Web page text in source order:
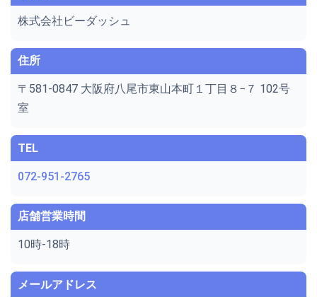
株式会社ビーダッシュ
住所
〒581-0847 大阪府八尾市東山本町１丁目８−７ 102号
室
TEL
072-951-2765
店舗営業時間
10時-18時
メールアドレス